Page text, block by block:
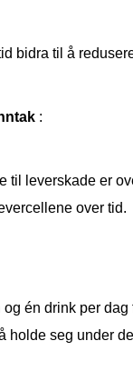
bidra til å
:
til leverskade er
over tid.
én drink per
holde seg under